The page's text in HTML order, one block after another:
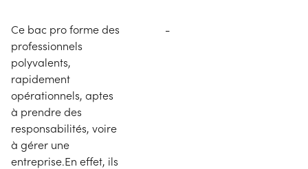
Ce bac pro forme des
professionnels
polyvalents,
rapidement
opérationnels, aptes
à prendre des
responsabilités, voire
à gérer une
entreprise.En effet, ils
-